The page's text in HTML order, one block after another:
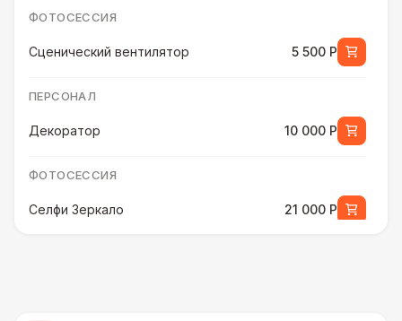
ФОТОСЕССИЯ
Сценический вентилятор 5 500 Р
ПЕРСОНАЛ
Декоратор 10 000 Р
ФОТОСЕССИЯ
Селфи Зеркало 21 000 Р